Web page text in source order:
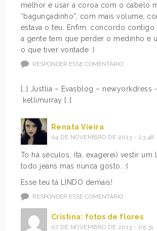
melhor é usar a coroa com o cabelo
“bagunçadinho”, com mais volume,
estava o teu. Enfim, concordo contigo
a gente tem que perder o medinho e
o que tiver vontade :)
RESPONDER ESSE COMENTÁRIO
[…] Justlia – Evasblog – newyorkdress
kellimurray […]
Renata Vieira
04 DE NOVEMBRO DE 2013 - 23:48
To há séculos, (tá, exagerei) vestir um
todo jeans mas nunca gosto. :(
Esse teu tá LINDO demais!
RESPONDER ESSE COMENTÁRIO
Cristina: fotos de flores
07 DE NOVEMBRO DE 2013 - 05:31